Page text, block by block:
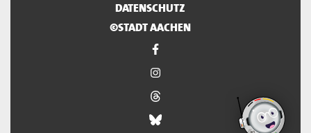
DATENSCHUTZ
©STADT AACHEN